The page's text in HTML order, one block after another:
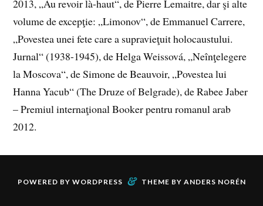
2013, „Au revoir là-haut“, de Pierre Lemaitre, dar şi alte
volume de excepţie: „Limonov“, de Emmanuel Carrere,
„Povestea unei fete care a supravieţuit holocaustului.
Jurnal“ (1938-1945), de Helga Weissová, „Neînţelegere
la Moscova“, de Simone de Beauvoir, „Povestea lui
Hanna Yacub“ (The Druze of Belgrade), de Rabee Jaber
– Premiul internaţional Booker pentru romanul arab
2012.
POWERED BY WORDPRESS & THEME BY ANDERS NORÉN